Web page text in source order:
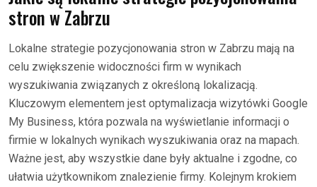
stron w Zabrzu
Lokalne strategie pozycjonowania stron w Zabrzu mają na
celu zwiększenie widoczności firm w wynikach
wyszukiwania związanych z określoną lokalizacją.
Kluczowym elementem jest optymalizacja wizytówki Google
My Business, która pozwala na wyświetlanie informacji o
firmie w lokalnych wynikach wyszukiwania oraz na mapach.
Ważne jest, aby wszystkie dane były aktualne i zgodne, co
ułatwia użytkownikom znalezienie firmy. Kolejnym krokiem